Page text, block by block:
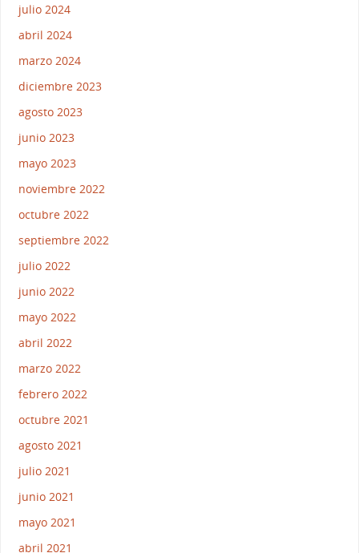
julio 2024
abril 2024
marzo 2024
diciembre 2023
agosto 2023
junio 2023
mayo 2023
noviembre 2022
octubre 2022
septiembre 2022
julio 2022
junio 2022
mayo 2022
abril 2022
marzo 2022
febrero 2022
octubre 2021
agosto 2021
julio 2021
junio 2021
mayo 2021
abril 2021